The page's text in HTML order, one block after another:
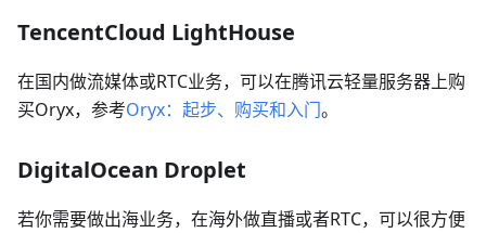
TencentCloud LightHouse
在国内做流媒体或RTC业务，可以在腾讯云轻量服务器上购
买Oryx，参考Oryx：起步、购买和入门。
DigitalOcean Droplet
若你需要做出海业务，在海外做直播或者RTC，可以很方便